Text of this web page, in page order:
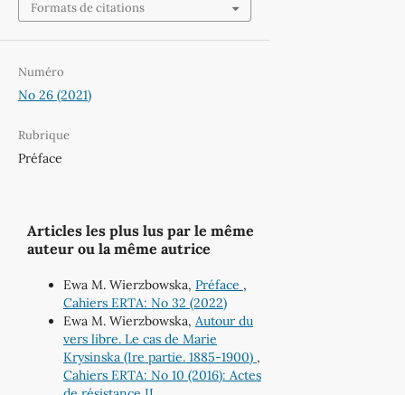
Formats de citations
Numéro
No 26 (2021)
Rubrique
Préface
Articles les plus lus par le même
auteur ou la même autrice
Ewa M. Wierzbowska, Préface ,
Cahiers ERTA: No 32 (2022)
Ewa M. Wierzbowska, Autour du
vers libre. Le cas de Marie
Krysinska (Ire partie. 1885-1900) ,
Cahiers ERTA: No 10 (2016): Actes